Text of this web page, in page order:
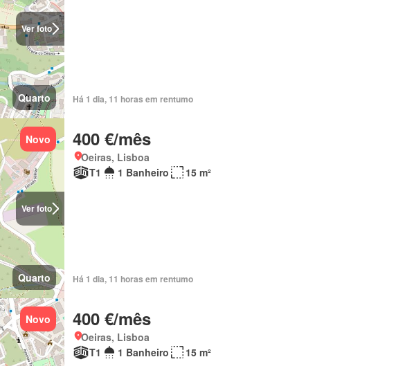
Ver foto
Quarto Há 1 dia, 11 horas em rentumo
Ver foto
Novo
Quarto
400 €/mês
Oeiras, Lisboa
T1
1 Banheiro 15 m²
Há 1 dia, 11 horas em rentumo
Novo 400 €/mês
Oeiras, Lisboa
T1
1 Banheiro 15 m²